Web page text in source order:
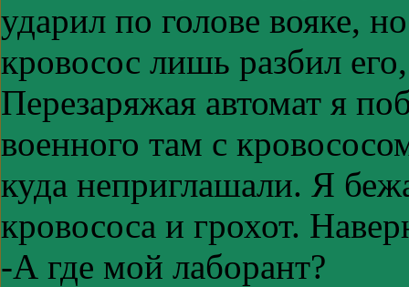
ударил по голове вояке,
кровосос лишь разбил
Перезаряжая автомат я
военного там с
куда неприглашали. Я
кровососа и грохот.
-А где мой лаборант?